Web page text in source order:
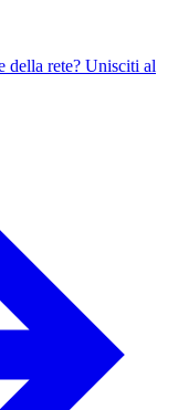
della rete? Unisciti al